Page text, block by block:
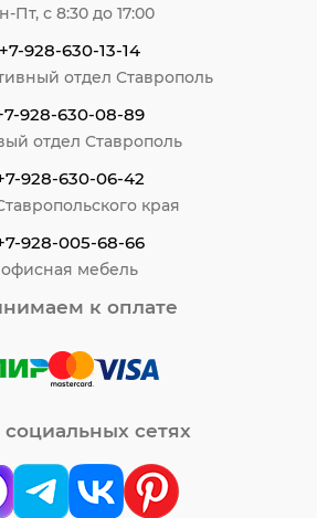
Пт, с 8:30 до 17:00
+7-928-630-13-14
отдел Ставрополь
928-630-08-89
отдел Ставрополь
928-630-06-42
края
928-005-68-66
офисная мебель
к оплате
сетях